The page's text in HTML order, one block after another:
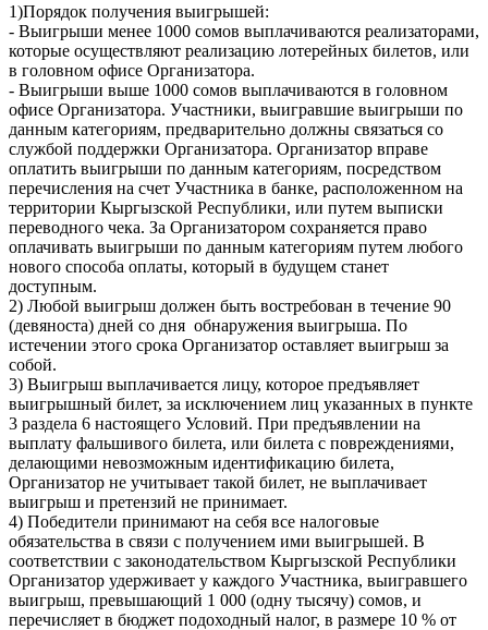
1)Порядок получения выигрышей:
- Выигрыши менее 1000 сомов выплачиваются реализаторами,
которые осуществляют реализацию лотерейных билетов, или
в головном офисе Организатора.
- Выигрыши выше 1000 сомов выплачиваются в головном
офисе Организатора. Участники, выигравшие выигрыши по
данным категориям, предварительно должны связаться со
службой поддержки Организатора. Организатор вправе
оплатить выигрыши по данным категориям, посредством
перечисления на счет Участника в банке, расположенном на
территории Кыргызской Республики, или путем выписки
переводного чека. За Организатором сохраняется право
оплачивать выигрыши по данным категориям путем любого
нового способа оплаты, который в будущем станет
доступным.
2) Любой выигрыш должен быть востребован в течение 90
(девяноста) дней со дня обнаружения выигрыша. По
истечении этого срока Организатор оставляет выигрыш за
собой.
3) Выигрыш выплачивается лицу, которое предъявляет
выигрышный билет, за исключением лиц указанных в пункте
3 раздела 6 настоящего Условий. При предъявлении на
выплату фальшивого билета, или билета с повреждениями,
делающими невозможным идентификацию билета,
Организатор не учитывает такой билет, не выплачивает
выигрыш и претензий не принимает.
4) Победители принимают на себя все налоговые
обязательства в связи с получением ими выигрышей. В
соответствии с законодательством Кыргызской Республики
Организатор удерживает у каждого Участника, выигравшего
выигрыш, превышающий 1 000 (одну тысячу) сомов, и
перечисляет в бюджет подоходный налог, в размере 10 % от